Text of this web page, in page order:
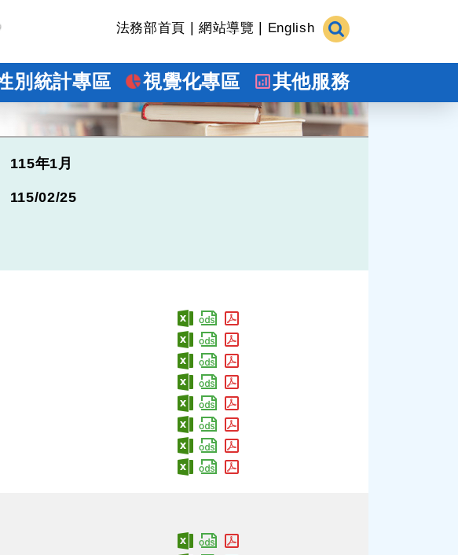
法務部首頁 網站導覽 English
別統計專區 視覺化專區 其他服務
115年1月
115/02/25